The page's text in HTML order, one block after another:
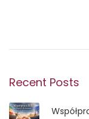
5
Recent Posts